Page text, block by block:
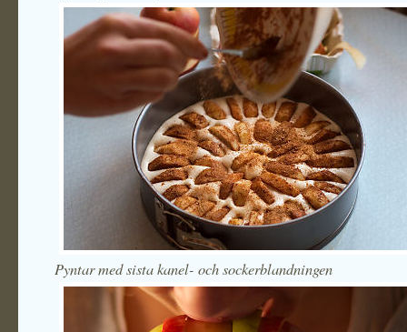
Pyntar med sista kanel- och sockerblandningen